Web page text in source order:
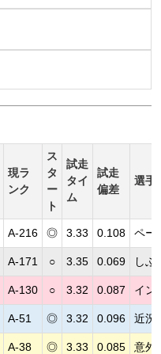
現ラ
ンク
ス
タ
ー
ト
試走
タイ
ム
試走
偏差
選手
A-216 ◎ 3.33 0.108 ペー
A-171 ○ 3.35 0.069 しぶ
A-130 ○ 3.32 0.087 イン
A-51 ◎ 3.32 0.096 近況
A-38 ◎ 3.33 0.085 意外